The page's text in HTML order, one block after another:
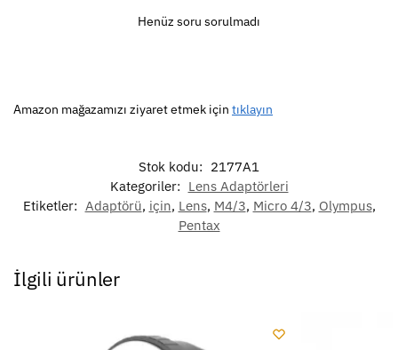
Henüz soru sorulmadı
Amazon mağazamızı ziyaret etmek için tıklayın
Stok kodu: 2177A1
Kategoriler: Lens Adaptörleri
Etiketler: Adaptörü, için, Lens, M4/3, Micro 4/3, Olympus,
Pentax
İlgili ürünler